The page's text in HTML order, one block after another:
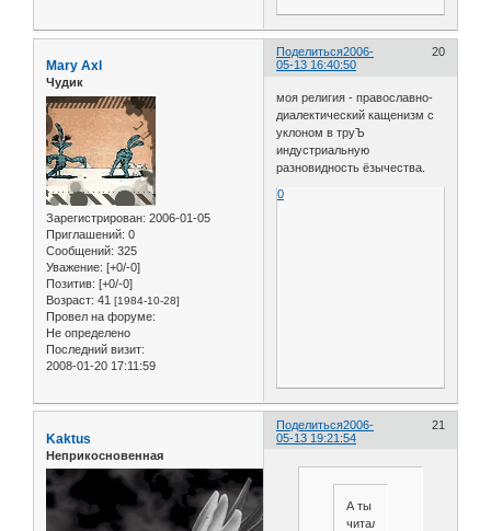
Поделиться 20
2006-
05-13 16:40:50
Mary Axl
Чудик
Зарегистрирован: 2006-01-05
Приглашений: 0
Сообщений: 325
Уважение: [+0/-0]
Позитив: [+0/-0]
Возраст: 41 [1984-10-28]
Провел на форуме:
Не определено
Последний визит:
2008-01-20 17:11:59
моя религия - православно-
диалектический кащенизм с
уклоном в труЪ
индустриальную
разновидность ёзычества.
0
Поделиться 21
2006-
05-13 19:21:54
Kaktus
Неприкосновенная
А ты
читал